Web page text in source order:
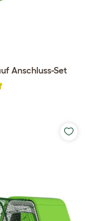
Anschluss-Set